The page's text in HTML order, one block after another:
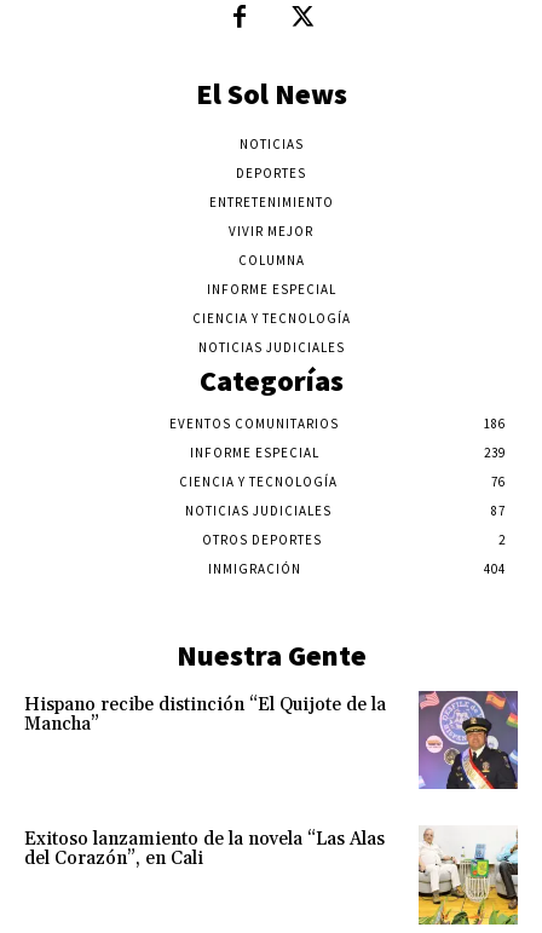
El Sol News
NOTICIAS
DEPORTES
ENTRETENIMIENTO
VIVIR MEJOR
COLUMNA
INFORME ESPECIAL
CIENCIA Y TECNOLOGÍA
NOTICIAS JUDICIALES
Categorías
EVENTOS COMUNITARIOS
186
INFORME ESPECIAL
239
CIENCIA Y TECNOLOGÍA
76
NOTICIAS JUDICIALES
87
OTROS DEPORTES
2
INMIGRACIÓN
404
Nuestra Gente
Hispano recibe distinción “El Quijote de la
Mancha”
Exitoso lanzamiento de la novela “Las Alas
del Corazón”, en Cali